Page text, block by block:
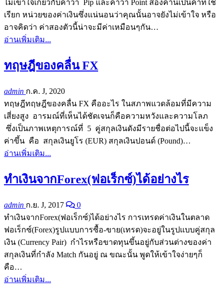
ไม่เข้าใจเกี่ยวกับคำว่า Pip และคำว่า Point สองคำนี้เป็นคำที่ใช้
เรียก หน่วยของค่าเงินซึ่งแน่นอนว่าคุณนั้นอาจยังไม่เข้าใจ หรือ
อาจคิดว่า ค่าสองตัวนี้น่าจะมีค่าเหมือนๆกัน…
อ่านเพิ่มเติม...
ทฤษฎีของคลื่น FX
admin ก.ค. J, 2020
ทฤษฎีทฤษฎีของคลื่น FX คืออะไร ในสภาพแวดล้อมที่มีความ
เสี่ยงสูง อารมณ์ที่เห็นได้ชัดเจนก็คือความหวังและความโลภ
ซึ่งเป็นภาพเหตุการณ์ที่ 5 คู่สกุลเงินดังมีรายชื่อต่อไปนี้จะแข็ง
ค่าขึ้น คือ สกุลเงินยูโร (EUR) สกุลเงินปอนด์ (Pound)…
อ่านเพิ่มเติม...
ทำเงินจากForex(ฟอเร็กซ์)ได้อย่างไร
admin ก.ย. J, 2017
0
ทำเงินจากForex(ฟอเร็กซ์)ได้อย่างไร การเทรดค่าเงินในตลาด
ฟอเร็กซ์(Forex)รูปแบบการซื้อ-ขาย(เทรด)จะอยู่ในรูปแบบคู่สกุล
เงิน (Currency Pair) กำไรหรือขาดทุนขึ้นอยู่กับส่วนต่างของค่า
สกุลเงินที่กำลัง Match กันอยู่ ณ ขณะนั้น พูดให้เข้าใจง่ายๆก็
คือ…
อ่านเพิ่มเติม...